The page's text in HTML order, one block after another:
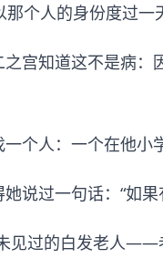
个人的身份度过一
之宫知道这不是病
个人：一个在他小
说过一句话：“如
见过的白发老人——